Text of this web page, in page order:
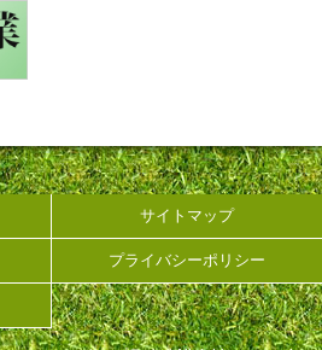
サイトマップ
プライバシーポリシー